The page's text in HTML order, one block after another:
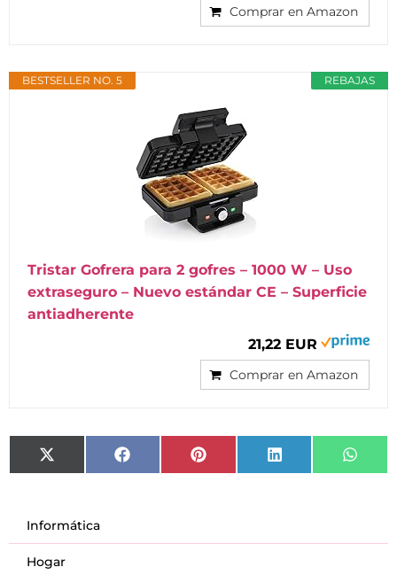
Comprar en Amazon
REBAJAS
BESTSELLER NO. 5
Tristar Gofrera para 2 gofres – 1000 W – Uso
extraseguro – Nuevo estándar CE – Superficie
antiadherente
21,22 EUR
Comprar en Amazon
X
(Twitter)
Facebook Pinterest LinkedIn
Informática
Hogar